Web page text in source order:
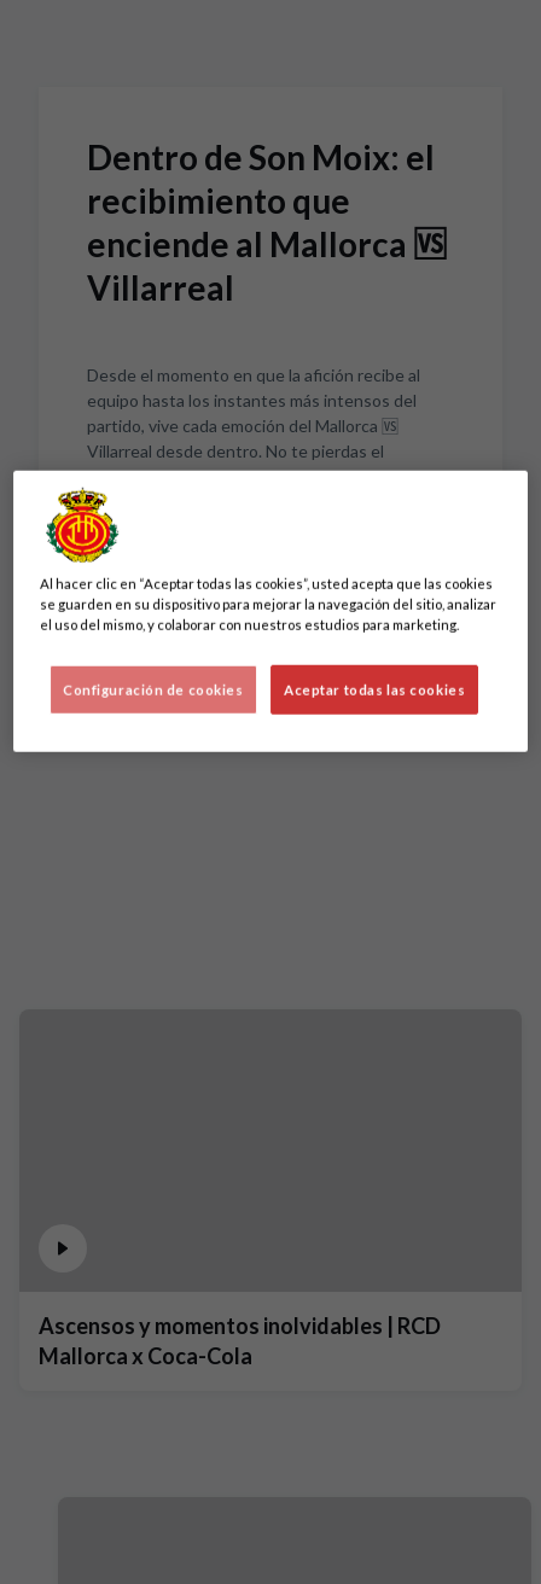
Dentro de Son Moix: el
recibimiento que
enciende al Mallorca 🆚
Villarreal
Desde el momento en que la afición recibe al
equipo hasta los instantes más intensos del
partido, vive cada emoción del Mallorca 🆚
Villarreal desde dentro. No te pierdas el
ambiente único de Son Moix y cómo la grada
impul
Ascensos y momentos inolvidables | RCD
Mallorca x Coca-Cola
Al hacer clic en “Aceptar todas las cookies”, usted acepta que las cookies
se guarden en su dispositivo para mejorar la navegación del sitio, analizar
el uso del mismo, y colaborar con nuestros estudios para marketing.
Aceptar todas las cookies
Configuración de cookies